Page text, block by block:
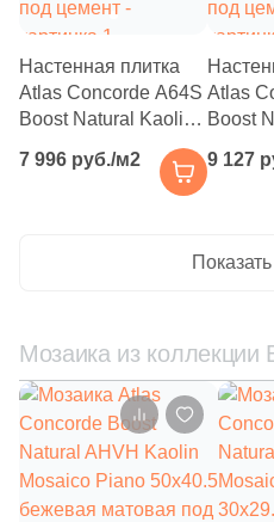
30x9,6 (2)
30.4x31 (2)
30x14.5 ( 2
31x33 (9 )
31.7x31.7 ( 8 )
31.7x120 (8)
Настенная плитка
Atlas Concorde A64S
Boost Natural Kaolin
3D Brushed 50x120
бежевая матовая
7 996 руб./м2
Atlas
Boost
3D
9 127
Мозаика из коллекции